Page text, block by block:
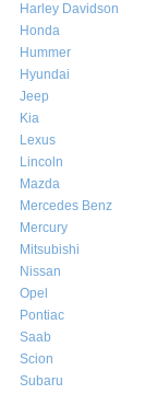
Harley Davidson
Honda
Hummer
Hyundai
Jeep
Kia
Lexus
Lincoln
Mazda
Mercedes Benz
Mercury
Mitsubishi
Nissan
Opel
Pontiac
Saab
Scion
Subaru